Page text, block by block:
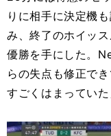
りに相手に決定機
み、終了のホイッ
優勝を手にした。
らの失点も修正で
すごくはまっていた